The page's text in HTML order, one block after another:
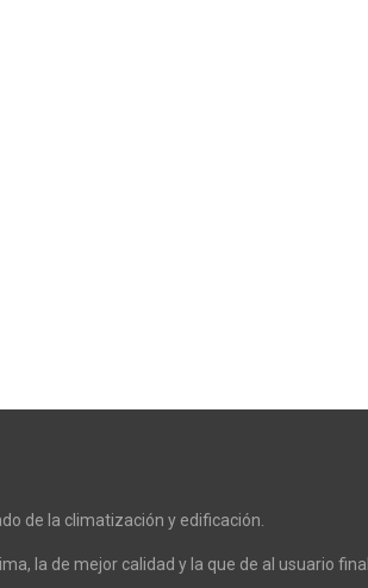
de la climatización y edificación.
la de mejor calidad y la que de al usuario